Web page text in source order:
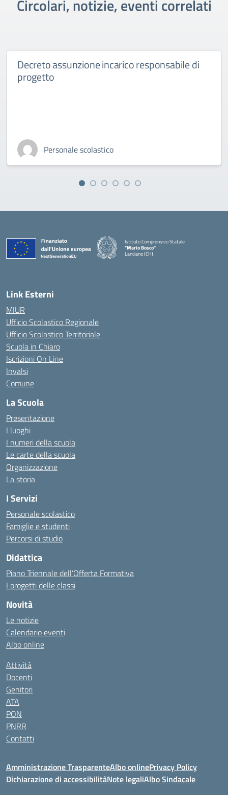
Circolari, notizie, eventi correlati
Decreto assunzione incarico responsabile di
progetto
Personale scolastico
Istituto Comprensivo Statale
"Mario Bosco"
Lanciano (CH)
Link Esterni
MIUR
Ufficio Scolastico Regionale
Ufficio Scolastico Territoriale
Scuola in Chiaro
Iscrizioni On Line
Invalsi
Comune
La Scuola
Presentazione
I luoghi
I numeri della scuola
Le carte della scuola
Organizzazione
La storia
I Servizi
Personale scolastico
Famiglie e studenti
Percorsi di studio
Didattica
Piano Triennale dell’Offerta Formativa
I progetti delle classi
Novità
Le notizie
Calendario eventi
Albo online
Attività
Docenti
Genitori
ATA
PON
PNRR
Contatti
Amministrazione TrasparenteAlbo onlinePrivacy Policy
Dichiarazione di accessibilitàNote legaliAlbo Sindacale